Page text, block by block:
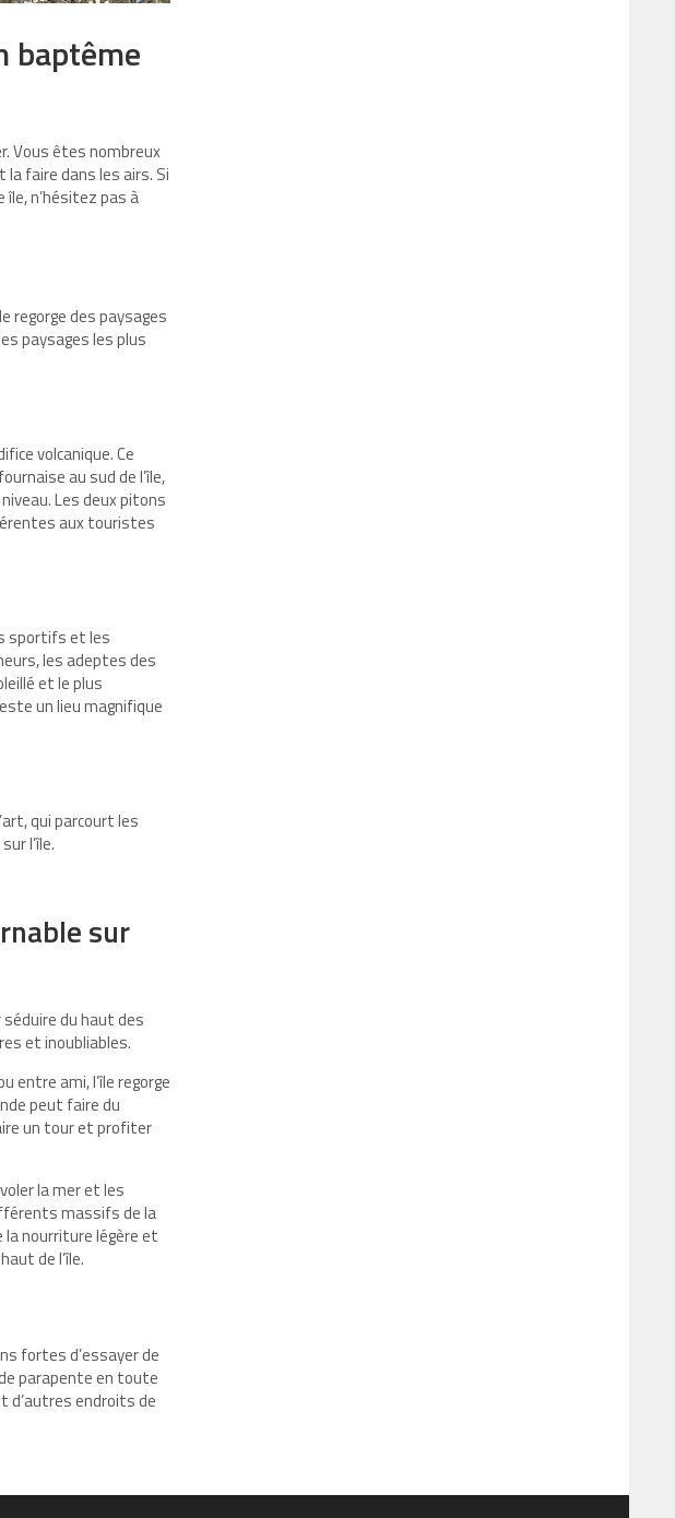
baptême
Vous êtes nombreux
faire dans les airs. Si
n’hésitez pas à
regorge des paysages
paysages les plus
volcanique. Ce
au sud de l’île,
Les deux pitons
aux touristes
sportifs et les
les adeptes des
et le plus
un lieu magnifique
qui parcourt les
l’île.
sur
du haut des
et inoubliables.
entre ami, l’île regorge
peut faire du
un tour et profiter
la mer et les
massifs de la
la nourriture légère et
de l’île.
fortes d’essayer de
parapente en toute
d’autres endroits de